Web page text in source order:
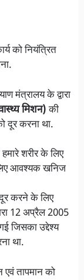
को नियंत्रित
मंत्रालय के द्वारा
मिशन)की
दूर करना था.
शरीर के लिए
आवश्यक खनिज
करने के लिए
12 अप्रैल 2005
जिसका उद्देश्य
था.
एवं तापमान को